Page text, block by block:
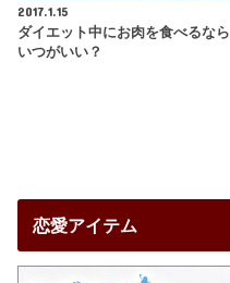
2017.1.15
ダイエット中にお肉を食べるなら
いつがいい？
恋愛アイテム